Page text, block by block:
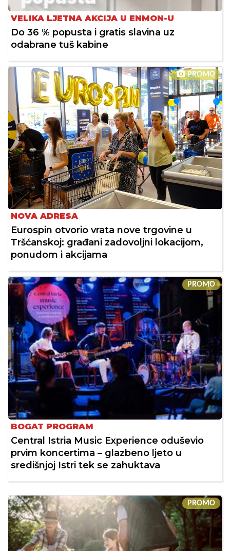
VELIKA LJETNA AKCIJA U ENMON-U
Do 36 % popusta i gratis slavina uz
odabrane tuš kabine
PROMO
NOVA ADRESA
Eurospin otvorio vrata nove trgovine u
Tršćanskoj: građani zadovoljni lokacijom,
ponudom i akcijama
PROMO
BOGAT PROGRAM
Central Istria Music Experience oduševio
prvim koncertima – glazbeno ljeto u
središnjoj Istri tek se zahuktava
PROMO